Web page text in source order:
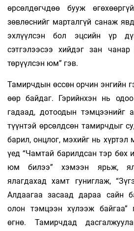
өрсөлдөгчдөө бууж
зөвлөснийг марталгүй санаж
эхлүүлсэн бол эцсийн үр
сэтгэлээсээ хийдэг зан
төрүүлсэн юм” гэв.
Тамирчдын өссөн орчин энгийн
өөр байдаг. Гэрийнхэн нь
гадаад, дотоодын тэмцээнийг
түүнтэй өрсөлдсөн тамирчдыг
барил, онцлог, мэхийг нь хүртэл
үед “Чамтай барилдсан тэр бөх
юм билээ” хэмээн ярьж,
ялагдахад хамт гуниглаж,
Алдаагаа засаад дараа сайн
олон тэмцээн хүлээж байгаа”
өгнө. Тамирчдад